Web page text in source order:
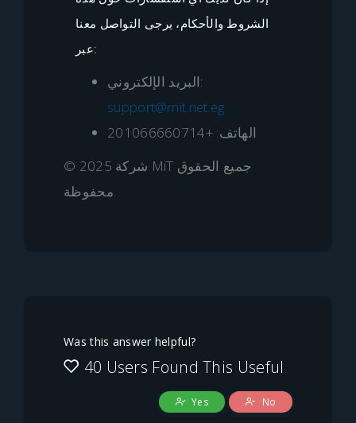
الشروط والأحكام، يرجى التواصل معنا
عبر:
البريد الإلكتروني:
support@mit.net.eg
الهاتف: +201066660714
© 2025 شركة MiT جميع الحقوق
محفوظة.
Was this answer helpful?
40 Users Found This Useful
Yes No